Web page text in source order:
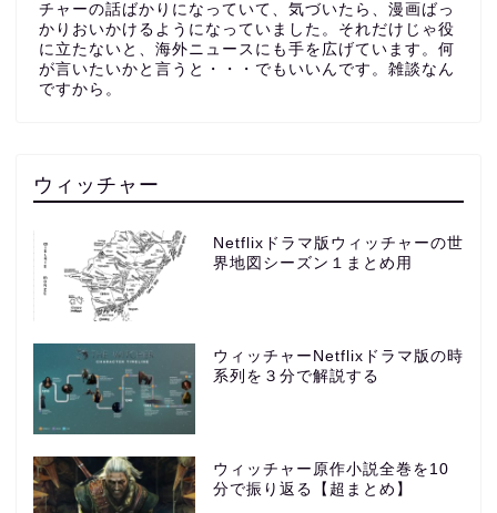
チャーの話ばかりになっていて、気づいたら、漫画ばっ
かりおいかけるようになっていました。それだけじゃ役
に立たないと、海外ニュースにも手を広げています。何
が言いたいかと言うと・・・でもいいんです。雑談なん
ですから。
ウィッチャー
Netflixドラマ版ウィッチャーの世
界地図シーズン１まとめ用
ウィッチャーNetflixドラマ版の時
系列を３分で解説する
ウィッチャー原作小説全巻を10
分で振り返る【超まとめ】